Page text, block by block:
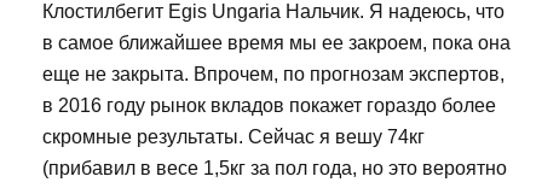
Клостилбегит Egis Ungaria Нальчик. Я надеюсь, что
в самое ближайшее время мы ее закроем, пока она
еще не закрыта. Впрочем, по прогнозам экспертов,
в 2016 году рынок вкладов покажет гораздо более
скромные результаты. Сейчас я вешу 74кг
(прибавил в весе 1,5кг за пол года, но это вероятно